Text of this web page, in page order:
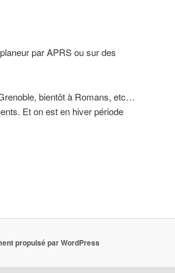
par APRS ou sur des
bientôt à Romans, etc…
Et on est en hiver période
propulsé par WordPress